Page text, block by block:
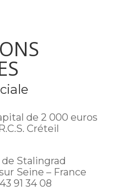
de 2 000 euros
Créteil
Stalingrad
Seine – France
91 34 08